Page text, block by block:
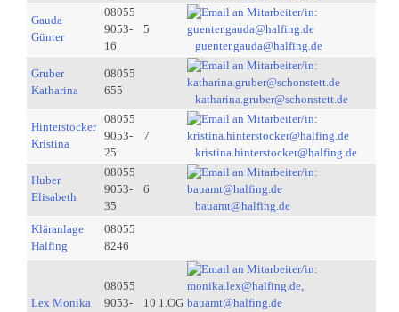
Gauda
Günter
08055
9053-
16
5
guenter.gauda@halfing.de
Gruber
Katharina
08055
655
katharina.gruber@schonstett.de
Hinterstocker
Kristina
08055
9053-
25
7
kristina.hinterstocker@halfing.de
Huber
Elisabeth
08055
9053-
35
6
bauamt@halfing.de
Kläranlage
Halfing
08055
8246
Lex Monika
08055
9053-
10 1.OG